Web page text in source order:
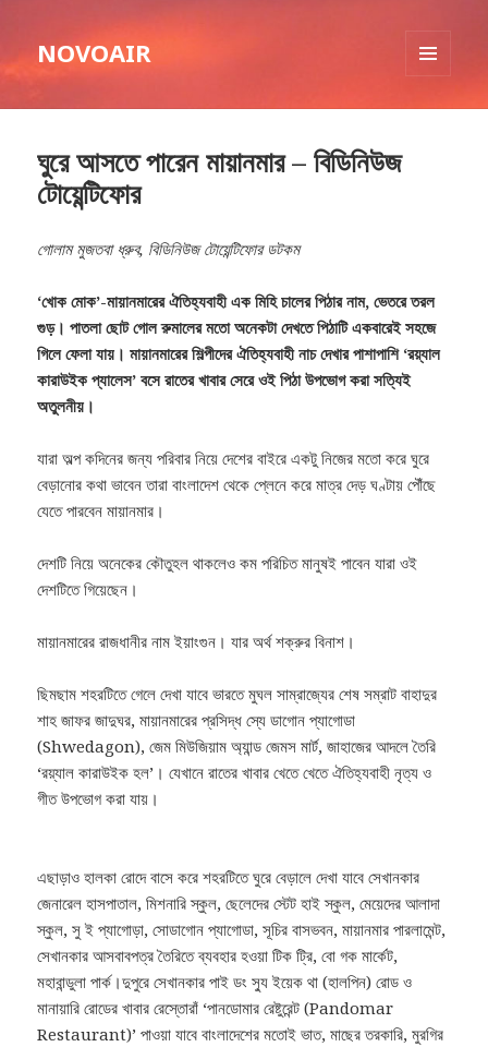
NOVOAIR
ঘুরে আসতে পারেন মায়ানমার – বিডিনিউজ
টোয়েন্টিফোর
গোলাম মুজতবা ধ্রুব, বিডিনিউজ টোয়েন্টিফোর ডটকম
‘খোক মোক’-মায়ানমারের ঐতিহ্যবাহী এক মিহি চালের পিঠার নাম, ভেতরে তরল
গুড়। পাতলা ছোট গোল রুমালের মতো অনেকটা দেখতে পিঠাটি একবারেই সহজে
গিলে ফেলা যায়। মায়ানমারের শিল্পীদের ঐতিহ্যবাহী নাচ দেখার পাশাপাশি ‘রয়্যাল
কারাউইক প্যালেস’ বসে রাতের খাবার সেরে ওই পিঠা উপভোগ করা সত্যিই
অতুলনীয়।
যারা অল্প কদিনের জন্য পরিবার নিয়ে দেশের বাইরে একটু নিজের মতো করে ঘুরে
বেড়ানোর কথা ভাবেন তারা বাংলাদেশ থেকে প্লেনে করে মাত্র দেড় ঘণ্টায় পৌঁছে
যেতে পারবেন মায়ানমার।
দেশটি নিয়ে অনেকের কৌতুহল থাকলেও কম পরিচিত মানুষই পাবেন যারা ওই
দেশটিতে গিয়েছেন।
মায়ানমারের রাজধানীর নাম ইয়াংগুন। যার অর্থ শক্রুর বিনাশ।
ছিমছাম শহরটিতে গেলে দেখা যাবে ভারতে মুঘল সাম্রাজ্যের শেষ সম্রাট বাহাদুর
শাহ জাফর জাদুঘর, মায়ানমারের প্রসিদ্ধ স্যে ডাগোন প্যাগোডা
(Shwedagon), জেম মিউজিয়াম অ্যান্ড জেমস মার্ট, জাহাজের আদলে তৈরি
‘রয়্যাল কারাউইক হল’। যেখানে রাতের খাবার খেতে খেতে ঐতিহ্যবাহী নৃত্য ও
গীত উপভোগ করা যায়।
এছাড়াও হালকা রোদে বাসে করে শহরটিতে ঘুরে বেড়ালে দেখা যাবে সেখানকার
জেনারেল হাসপাতাল, মিশনারি স্কুল, ছেলেদের স্টেট হাই স্কুল, মেয়েদের আলাদা
স্কুল, সু ই প্যাগোড়া, সোডাগোন প্যাগোডা, সূচির বাসভবন, মায়ানমার পারলামেন্ট,
সেখানকার আসবাবপত্র তৈরিতে ব্যবহার হওয়া টিক ট্রি, বো গক মার্কেট,
মহাবান্ডুলা পার্ক।দুপুরে সেখানকার পাই ডং স্যু ইয়েক থা (হালপিন) রোড ও
মানায়ারি রোডের খাবার রেস্তোরাঁ ‘পানডোমার রেষ্টুরেন্ট (Pandomar
Restaurant)’ পাওয়া যাবে বাংলাদেশের মতোই ভাত, মাছের তরকারি, মুরগির